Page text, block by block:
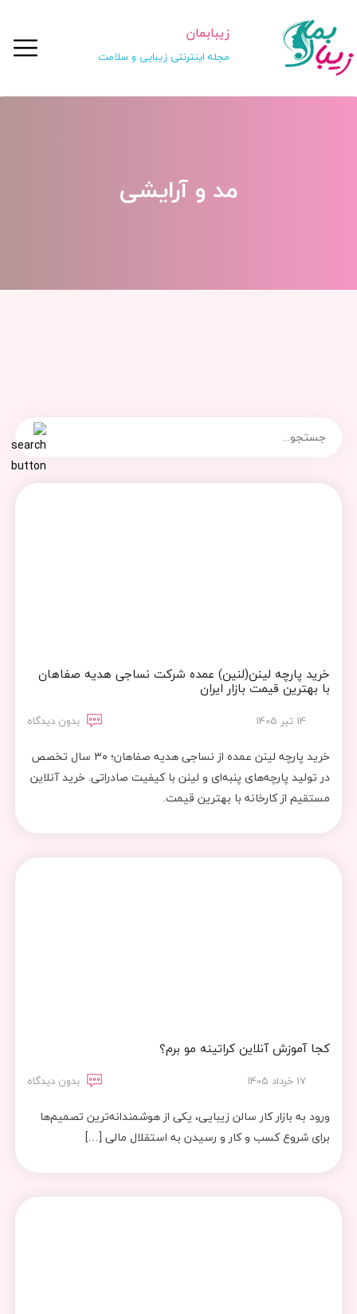
زیبابمان
مجله اینترنتی زیبایی و سلامت
مد و آرایشی
خرید پارچه لینن(لنین) عمده شرکت نساجی هدیه صفاهان
با بهترین قیمت بازار ایران
14 تیر 1405 بدون دیدگاه
خرید پارچه لینن عمده از نساجی هدیه صفاهان؛ ۳۰ سال تخصص
در تولید پارچه‌های پنبه‌ای و لینن با کیفیت صادراتی. خرید آنلاین
مستقیم از کارخانه با بهترین قیمت.
کجا آموزش آنلاین کراتینه مو برم؟
17 خرداد 1405 بدون دیدگاه
ورود به بازار کار سالن زیبایی، یکی از هوشمندانه‌ترین تصمیم‌ها
برای شروع کسب و کار و رسیدن به استقلال مالی […]